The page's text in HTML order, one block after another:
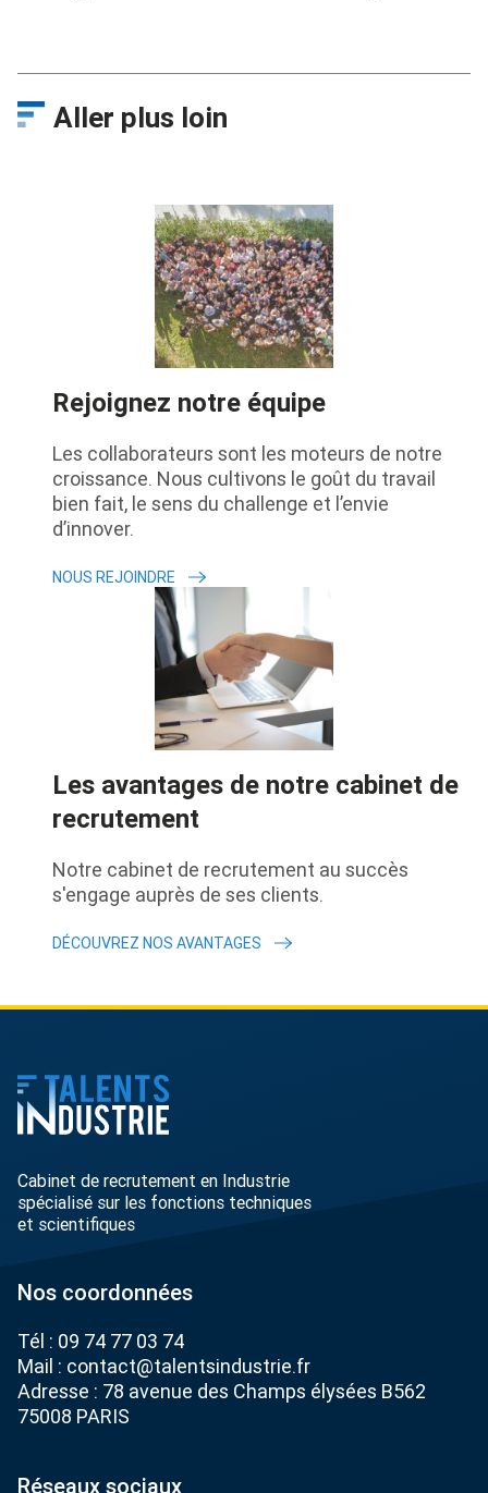
Aller plus loin
Rejoignez notre équipe
Les collaborateurs sont les moteurs de notre
croissance. Nous cultivons le goût du travail
bien fait, le sens du challenge et l’envie
d’innover.
NOUS REJOINDRE
Les avantages de notre cabinet de
recrutement
Notre cabinet de recrutement au succès
s'engage auprès de ses clients.
DÉCOUVREZ NOS AVANTAGES
Cabinet de recrutement en Industrie
spécialisé sur les fonctions techniques
et scientifiques
Nos coordonnées
Tél : 09 74 77 03 74
Mail : contact@talentsindustrie.fr
Adresse : 78 avenue des Champs élysées B562
75008 PARIS
Réseaux sociaux